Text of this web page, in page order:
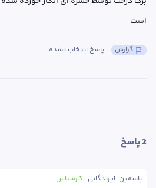
است
پاسخ انتخاب نشده گزارش
2 پاسخ
کارشناس یاسمین  ایرندگانی